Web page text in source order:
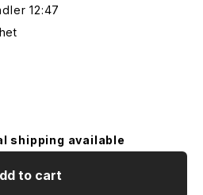
12:47
shipping available
to cart